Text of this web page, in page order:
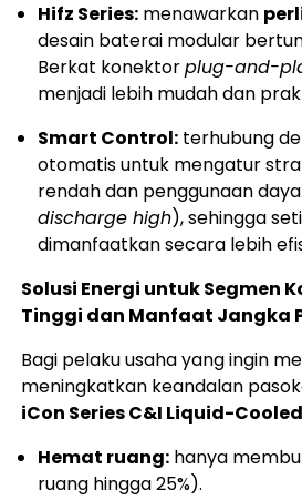
Hifz Series: menawarkan
desain baterai modular
Berkat konektorplug-and-
menjadi lebih mudah dan
Smart Control: terhubung
otomatis untuk mengatur
rendah dan penggunaan
discharge high), sehingga
dimanfaatkan secara lebih
Solusi Energi untuk Segmen
Tinggi dan Manfaat Jangka
Bagi pelaku usaha yang ingin
meningkatkan keandalan
iCon Series C&I Liquid-Cooled
Hemat ruang: hanya
ruang hingga 25%).